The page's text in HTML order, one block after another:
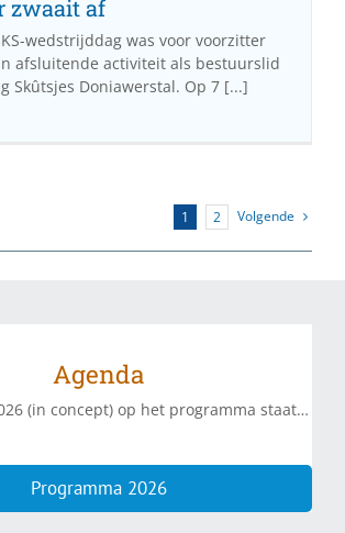
zwaait af
wedstrijddag was voor voorzitter
afsluitende activiteit als bestuurslid
Skûtsjes Doniawerstal. Op 7 [...]
1 2 Volgende
Agenda
(in concept) op het programma staat…
Programma 2026